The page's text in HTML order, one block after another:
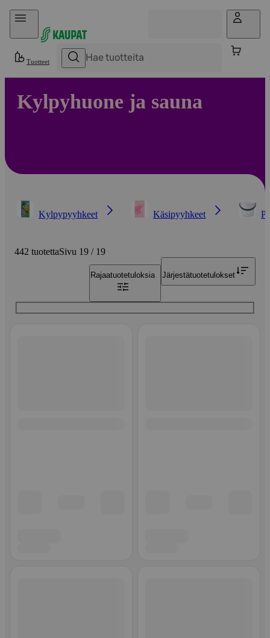
Hyppää sisältöön
Tuotteet
Kylpyhuone ja sauna
Kylpypyyhkeet Käsipyyhkeet
442 tuotettaSivu 19 / 19
Rajaatuotetuloksia Järjestätuotetulokset